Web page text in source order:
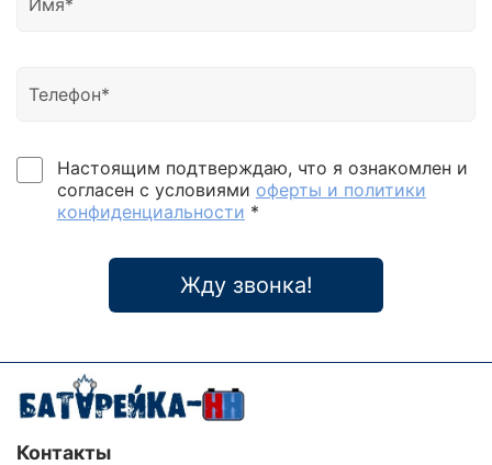
Настоящим подтверждаю, что я ознакомлен и
согласен с условиями оферты и политики
конфиденциальности *
Жду звонка!
Контакты